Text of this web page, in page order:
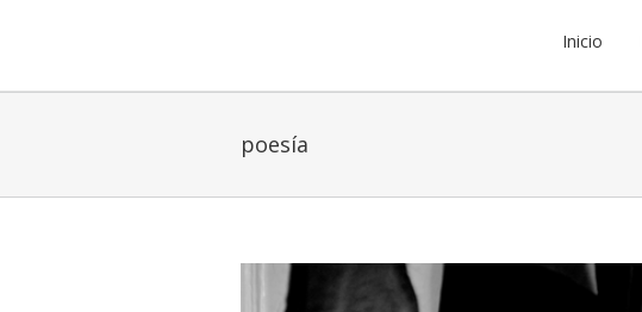
Inicio
poesía